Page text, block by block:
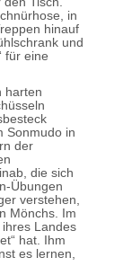
in
hinauf
und
für eine
harten
Sonmudo in
der
die sich
Übungen
verstehen,
Mönchs. Im
Landes
hat. Ihm
es lernen,